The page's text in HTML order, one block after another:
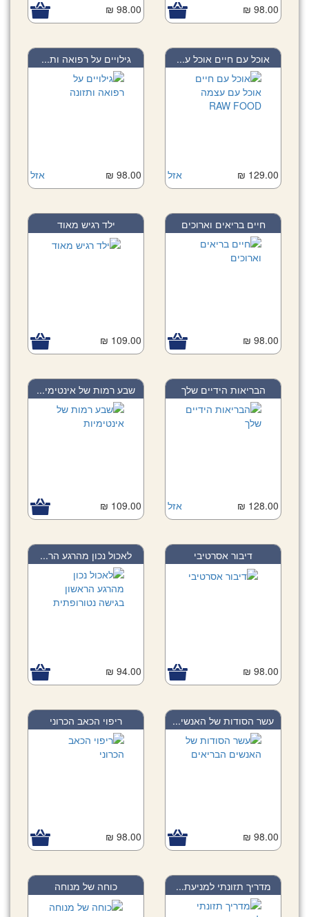
98.00 ₪
98.00 ₪
אוכל עם חיים אוכל ע...
אזל 129.00 ₪
גילויים על רפואה ות...
אזל 98.00 ₪
חיים בריאים וארוכים
98.00 ₪
ילד רגיש מאוד
109.00 ₪
הבריאות הידיים שלך
אזל 128.00 ₪
שבע רמות של אינטימי...
109.00 ₪
דיבור אסרטיבי
98.00 ₪
לאכול נכון מהרגע הר...
94.00 ₪
עשר הסודות של האנשי...
98.00 ₪
ריפוי הכאב הכרוני
98.00 ₪
מדריך תזונתי למניעת... כוחה של מנוחה